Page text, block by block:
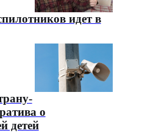
идет в
о
детей